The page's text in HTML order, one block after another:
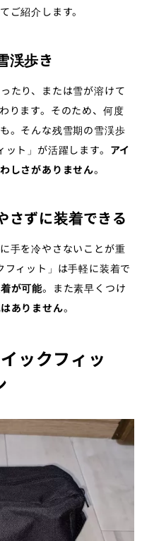
ご紹介します。
渓歩き
たり、または雪が溶けて
ります。そのため、何度
。そんな残雪期の雪渓歩
ト」が活躍します。 アイ
しさがありません。
さずに装着できる
手を冷やさないことが重
ィット」は手軽に装着で
が可能。また素早くつけ
ありません。
ックフィッ